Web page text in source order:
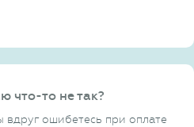
что-то не так?
вдруг ошибетесь при оплате